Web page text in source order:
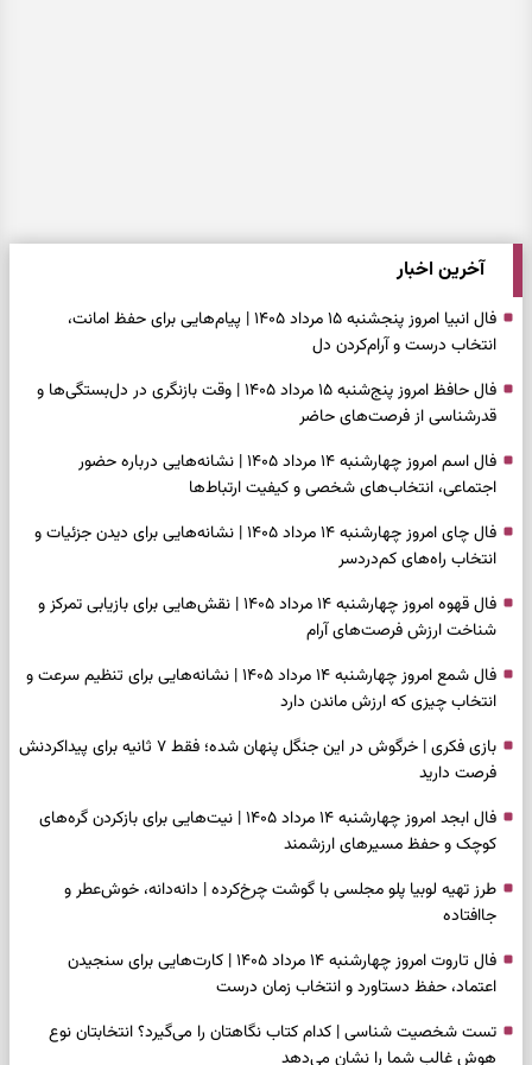
آخرین اخبار
فال انبیا امروز پنجشنبه ۱۵ مرداد ۱۴۰۵ | پیام‌هایی برای حفظ امانت،
انتخاب درست و آرام‌کردن دل
فال حافظ امروز پنج‌شنبه ۱۵ مرداد ۱۴۰۵ | وقت بازنگری در دل‌بستگی‌ها و
قدرشناسی از فرصت‌های حاضر
فال اسم امروز چهارشنبه ۱۴ مرداد ۱۴۰۵ | نشانه‌هایی درباره حضور
اجتماعی، انتخاب‌های شخصی و کیفیت ارتباط‌ها
فال چای امروز چهارشنبه ۱۴ مرداد ۱۴۰۵ | نشانه‌هایی برای دیدن جزئیات و
انتخاب راه‌های کم‌دردسر
فال قهوه امروز چهارشنبه ۱۴ مرداد ۱۴۰۵ | نقش‌هایی برای بازیابی تمرکز و
شناخت ارزش فرصت‌های آرام
فال شمع امروز چهارشنبه ۱۴ مرداد ۱۴۰۵ | نشانه‌هایی برای تنظیم سرعت و
انتخاب چیزی که ارزش ماندن دارد
بازی فکری | خرگوش در این جنگل پنهان شده؛ فقط ۷ ثانیه برای پیداکردنش
فرصت دارید
فال ابجد امروز چهارشنبه ۱۴ مرداد ۱۴۰۵ | نیت‌هایی برای بازکردن گره‌های
کوچک و حفظ مسیرهای ارزشمند
طرز تهیه لوبیا پلو مجلسی با گوشت چرخ‌کرده | دانه‌دانه، خوش‌عطر و
جاافتاده
فال تاروت امروز چهارشنبه ۱۴ مرداد ۱۴۰۵ | کارت‌هایی برای سنجیدن
اعتماد، حفظ دستاورد و انتخاب زمان درست
تست شخصیت شناسی | کدام کتاب نگاهتان را می‌گیرد؟ انتخابتان نوع
هوش غالب شما را نشان می‌دهد